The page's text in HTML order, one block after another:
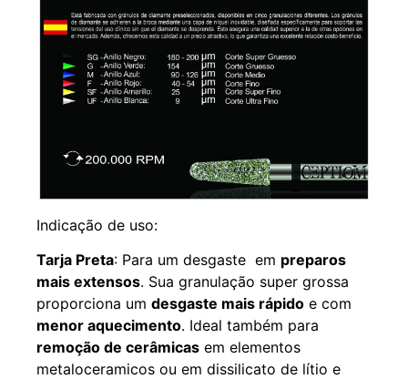
Indicação de uso:
Tarja Preta: Para um desgaste em preparos
mais extensos. Sua granulação super grossa
proporciona um desgaste mais rápido e com
menor aquecimento. Ideal também para
remoção de cerâmicas em elementos
metaloceramicos ou em dissilicato de lítio e